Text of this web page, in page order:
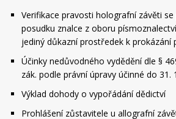
Verifikace pravosti holografní závěti
posudku znalce z oboru
jediný důkazní prostředek k prokázání
Účinky nedůvodného vydědění dle §
zák. podle právní úpravy účinné do 31.
Výklad dohody o vypořádání dědictví
Prohlášení zůstavitele u allografní